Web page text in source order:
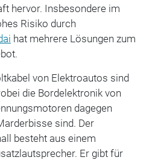
hervor. Insbesondere im
Risiko durch
hat mehrere Lösungen zum
von Elektroautos sind
die Bordelektronik von
dagegen
sind. Der
besteht aus einem
Er gibt für